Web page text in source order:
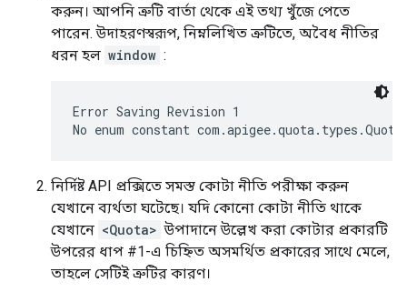
করুন। আপনি ত্রুটি বার্তা থেকে এই তথ্য খুঁজে পেতে
পারেন. উদাহরণস্বরূপ, নিম্নলিখিত ত্রুটিতে, অবৈধ নীতির
ধরন হল window :
Error Saving Revision 1
No enum constant
নির্দিষ্ট API প্রক্সিতে সমস্ত কোটা নীতি পরীক্ষা করুন
যেখানে ব্যর্থতা ঘটেছে। যদি কোনো কোটা নীতি থাকে
যেখানে <Quota> উপাদানে উল্লেখ করা কোটার প্রকারটি
উপরের ধাপ #1-এ চিহ্নিত অসমর্থিত প্রকারের সাথে মেলে,
তাহলে সেটিই ত্রুটির কারণ।